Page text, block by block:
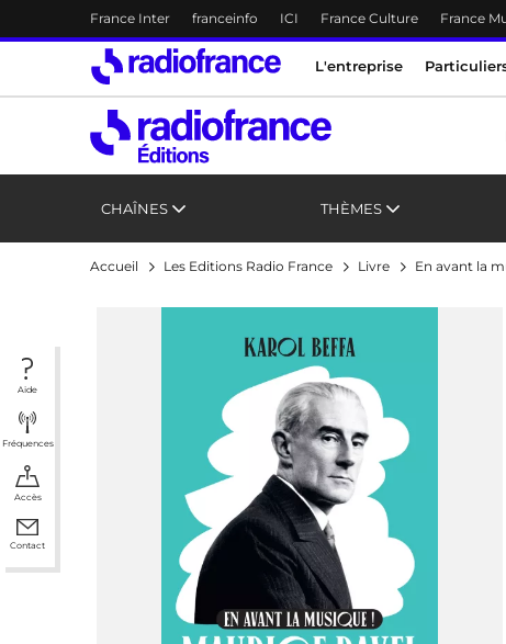
Accès direct :
Menu principal
France Inter franceinfo ICI France Culture France
Menu principal
L'entreprise
CHAÎNES THÈMES
Aide
Fréquences
Accès
Contact
Accueil Les Editions Radio France Livre En avant la